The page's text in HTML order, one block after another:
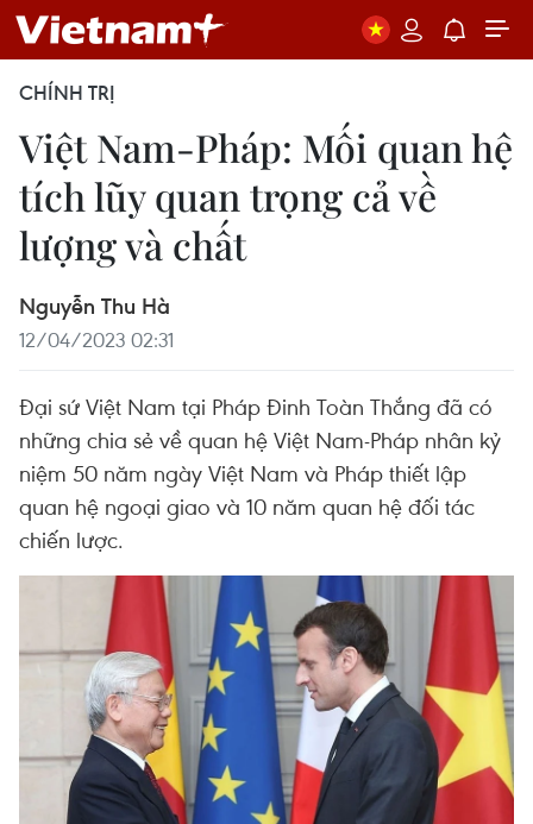
CHÍNH TRỊ
Việt Nam-Pháp: Mối quan hệ
tích lũy quan trọng cả về
lượng và chất
Nguyễn Thu Hà
12/04/2023 02:31
Đại sứ Việt Nam tại Pháp Đinh Toàn Thắng đã có
những chia sẻ về quan hệ Việt Nam-Pháp nhân kỷ
niệm 50 năm ngày Việt Nam và Pháp thiết lập
quan hệ ngoại giao và 10 năm quan hệ đối tác
chiến lược.